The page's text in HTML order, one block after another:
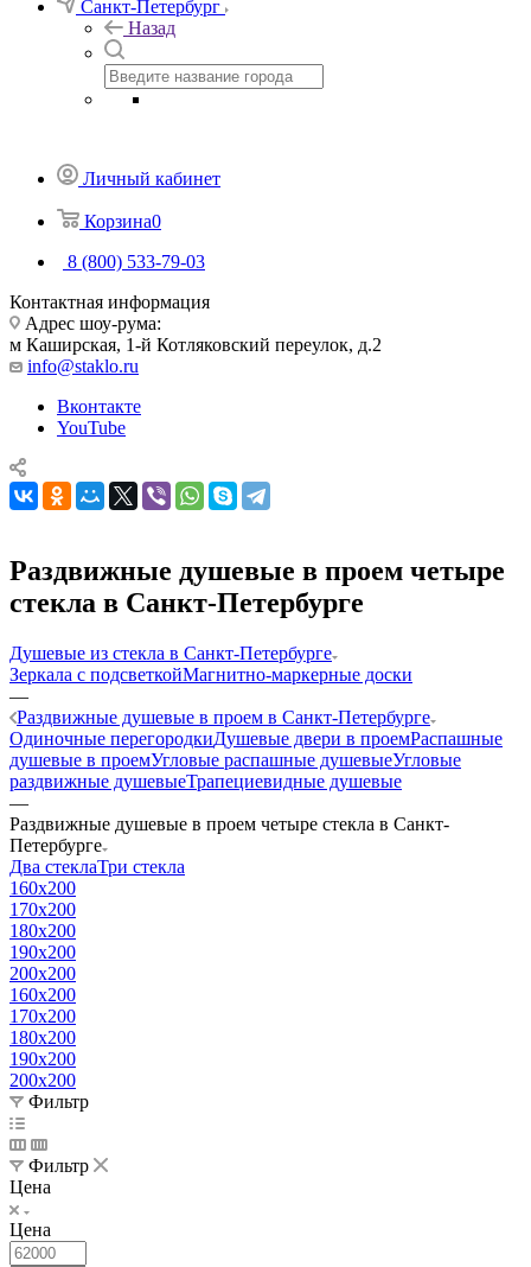
Санкт-Петербург
Назад
Личный кабинет
Корзина0
8 (800) 533-79-03
Контактная информация
Адрес шоу-рума:
м Каширская, 1-й Котляковский переулок, д.2
info@staklo.ru
Вконтакте
YouTube
Раздвижные душевые в проем четыре
стекла в Санкт-Петербурге
Душевые из стекла в Санкт-Петербурге
Зеркала с подсветкойМагнитно-маркерные доски
—
Раздвижные душевые в проем в Санкт-Петербурге
Одиночные перегородкиДушевые двери в проемРаспашные
душевые в проемУгловые распашные душевыеУгловые
раздвижные душевыеТрапециевидные душевые
—
Раздвижные душевые в проем четыре стекла в Санкт-
Петербурге
Два стеклаТри стекла
160x200
170x200
180x200
190x200
200x200
160x200
170x200
180x200
190x200
200x200
Фильтр
Фильтр
Цена
Цена